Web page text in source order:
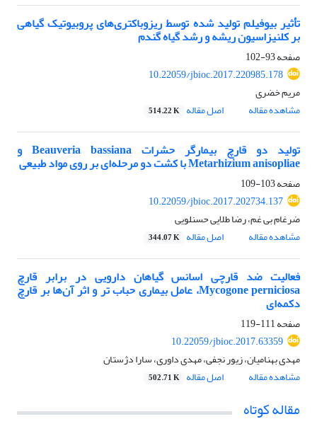
تأثیر بیوفیلم تولید شده توسط ریزوباکتری‌های پروبیوتیک گیاهی
بر کلنیزاسیون ریشه و رشد گیاه گندم
صفحه93-102
10.22059/jbioc.2017.220985.178
مریم خضری
مشاهده مقاله
اصل مقاله 514.22 K
تولید دو قارچ‌ بیمارگر حشرات Beauveria bassiana و
Metarhizium anisopliae با کشت دو مرحله‌ای بر روی مواد طبیعی
صفحه103-109
10.22059/jbioc.2017.202734.137
ضرغام بی غم، رضا طلایی حسنلویی
مشاهده مقاله
اصل مقاله 344.07 K
فعالیت ضد قارچی اسانس‌ گیاهان دارویی در برابر قارچ
Mycogone perniciosa، عامل بیماری حباب تر و اثر آن‌ها بر قارچ
دکمه‌ای
صفحه111-119
10.22059/jbioc.2017.63359
مهدی بهنامیان، زیور نجفی، مهدی داوری، سارا دژستان
مشاهده مقاله
اصل مقاله 502.71 K
مقاله کوتاه